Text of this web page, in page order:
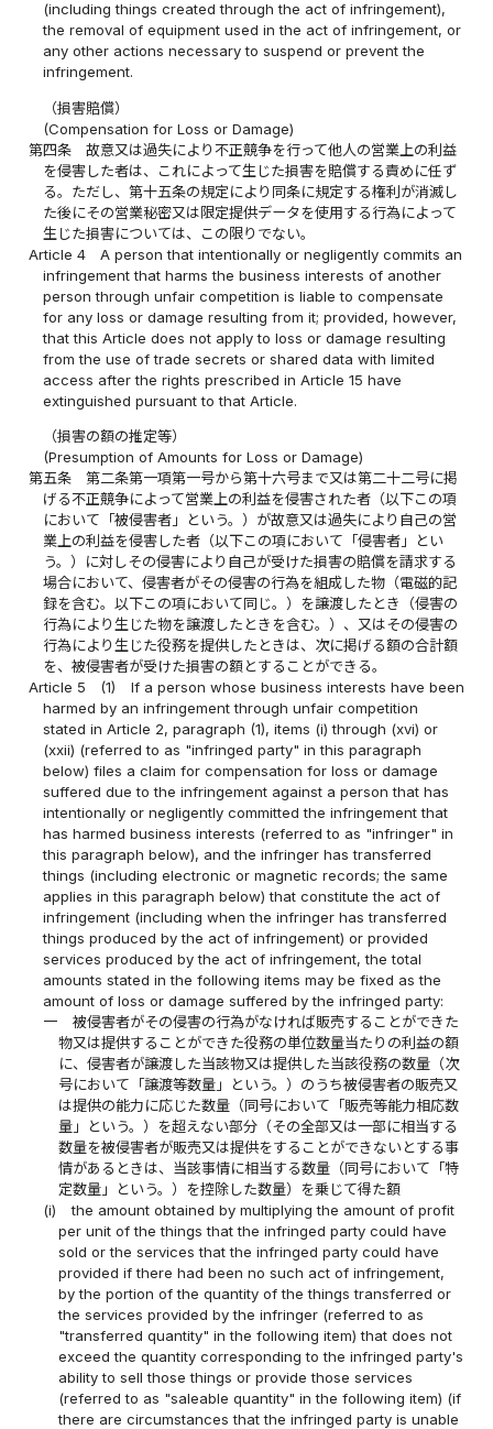
(including things created through the act of infringement),
the removal of equipment used in the act of infringement, or
any other actions necessary to suspend or prevent the
infringement.
（損害賠償）
(Compensation for Loss or Damage)
第四条
故意又は過失により不正競争を行って他人の営業上の利益
を侵害した者は、これによって生じた損害を賠償する責めに任ず
る。ただし、第十五条の規定により同条に規定する権利が消滅し
た後にその営業秘密又は限定提供データを使用する行為によって
生じた損害については、この限りでない。
Article 4
A person that intentionally or negligently commits an
infringement that harms the business interests of another
person through unfair competition is liable to compensate
for any loss or damage resulting from it; provided, however,
that this Article does not apply to loss or damage resulting
from the use of trade secrets or shared data with limited
access after the rights prescribed in Article 15 have
extinguished pursuant to that Article.
（損害の額の推定等）
(Presumption of Amounts for Loss or Damage)
第五条
第二条第一項第一号から第十六号まで又は第二十二号に掲
げる不正競争によって営業上の利益を侵害された者（以下この項
において「被侵害者」という。）が故意又は過失により自己の営
業上の利益を侵害した者（以下この項において「侵害者」とい
う。）に対しその侵害により自己が受けた損害の賠償を請求する
場合において、侵害者がその侵害の行為を組成した物（電磁的記
録を含む。以下この項において同じ。）を譲渡したとき（侵害の
行為により生じた物を譲渡したときを含む。）、又はその侵害の
行為により生じた役務を提供したときは、次に掲げる額の合計額
を、被侵害者が受けた損害の額とすることができる。
Article 5
(1)
If a person whose business interests have been
harmed by an infringement through unfair competition
stated in Article 2, paragraph (1), items (i) through (xvi) or
(xxii) (referred to as "infringed party" in this paragraph
below) files a claim for compensation for loss or damage
suffered due to the infringement against a person that has
intentionally or negligently committed the infringement that
has harmed business interests (referred to as "infringer" in
this paragraph below), and the infringer has transferred
things (including electronic or magnetic records; the same
applies in this paragraph below) that constitute the act of
infringement (including when the infringer has transferred
things produced by the act of infringement) or provided
services produced by the act of infringement, the total
amounts stated in the following items may be fixed as the
amount of loss or damage suffered by the infringed party:
一
被侵害者がその侵害の行為がなければ販売することができた
物又は提供することができた役務の単位数量当たりの利益の額
に、侵害者が譲渡した当該物又は提供した当該役務の数量（次
号において「譲渡等数量」という。）のうち被侵害者の販売又
は提供の能力に応じた数量（同号において「販売等能力相応数
量」という。）を超えない部分（その全部又は一部に相当する
数量を被侵害者が販売又は提供をすることができないとする事
情があるときは、当該事情に相当する数量（同号において「特
定数量」という。）を控除した数量）を乗じて得た額
(i)
the amount obtained by multiplying the amount of profit
per unit of the things that the infringed party could have
sold or the services that the infringed party could have
provided if there had been no such act of infringement,
by the portion of the quantity of the things transferred or
the services provided by the infringer (referred to as
"transferred quantity" in the following item) that does not
exceed the quantity corresponding to the infringed party's
ability to sell those things or provide those services
(referred to as "saleable quantity" in the following item) (if
there are circumstances that the infringed party is unable